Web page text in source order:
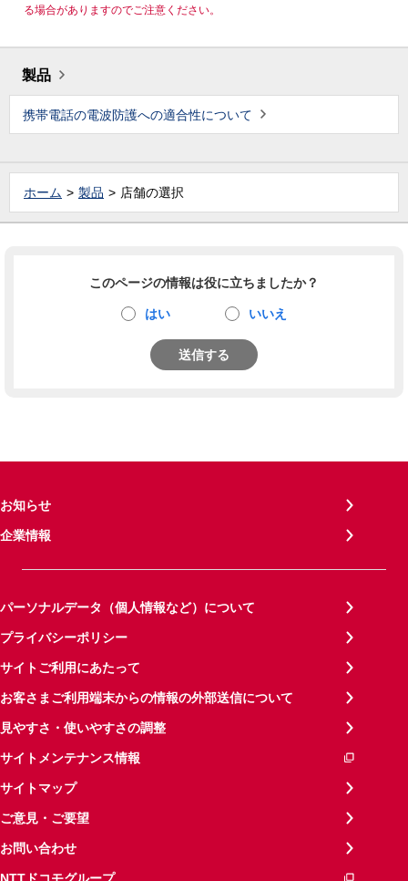
る場合がありますのでご注意ください。
製品
携帯電話の電波防護への適合性について
ホーム 製品 店舗の選択
このページの情報は役に立ちましたか？
はい いいえ
送信する
お知らせ
企業情報
パーソナルデータ（個人情報など）について
プライバシーポリシー
サイトご利用にあたって
お客さまご利用端末からの情報の外部送信について
見やすさ・使いやすさの調整
サイトメンテナンス情報
サイトマップ
ご意見・ご要望
お問い合わせ
NTTドコモグループ